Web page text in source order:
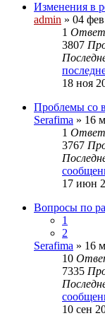
Изменения в
admin » 04
1
3807
18 ноя
Проблемы со
Serafima » 16
1
3767
17 июн
Вопросы по
1
2
Serafima » 16
10
7335
10 сен